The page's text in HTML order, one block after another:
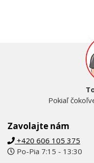
Zavolajte nám
+420 606 105 375
Po-Pia 7:15 - 13:30
Pokiaľ